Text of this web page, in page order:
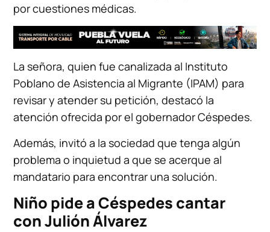
por cuestiones médicas.
La señora, quien fue canalizada al Instituto
Poblano de Asistencia al Migrante (IPAM) para
revisar y atender su petición, destacó la
atención ofrecida por el gobernador Céspedes.
Además, invitó a la sociedad que tenga algún
problema o inquietud a que se acerque al
mandatario para encontrar una solución.
Niño pide a Céspedes cantar
con Julión Álvarez